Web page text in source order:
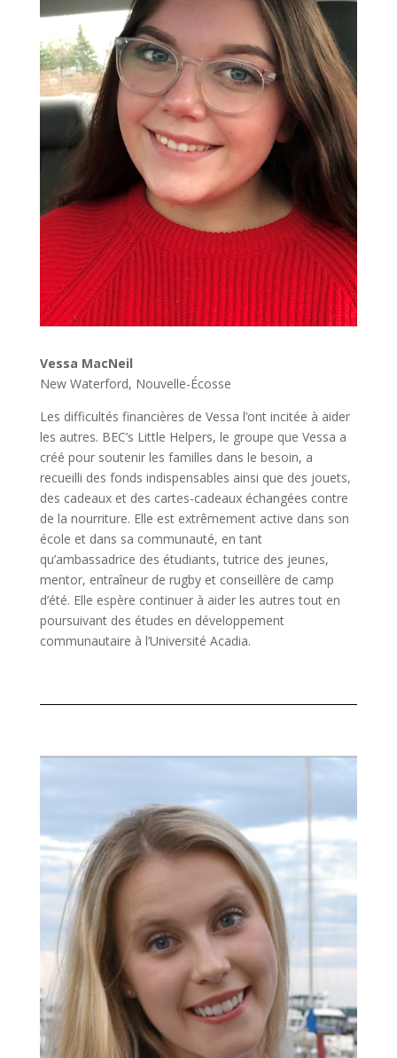
Vessa MacNeil
New Waterford, Nouvelle-Écosse
Les difficultés financières de Vessa l’ont incitée à aider
les autres. BEC’s Little Helpers, le groupe que Vessa a
créé pour soutenir les familles dans le besoin, a
recueilli des fonds indispensables ainsi que des jouets,
des cadeaux et des cartes-cadeaux échangées contre
de la nourriture. Elle est extrêmement active dans son
école et dans sa communauté, en tant
qu’ambassadrice des étudiants, tutrice des jeunes,
mentor, entraîneur de rugby et conseillère de camp
d’été. Elle espère continuer à aider les autres tout en
poursuivant des études en développement
communautaire à l’Université Acadia.